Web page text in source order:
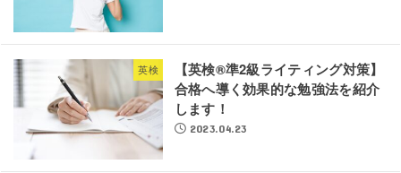
英検
【英検®準2級ライティング対策】
合格へ導く効果的な勉強法を紹介
します！
2023.04.23